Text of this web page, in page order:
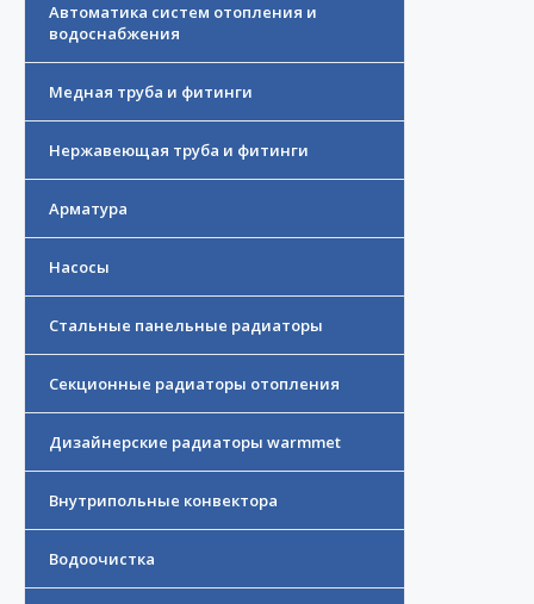
Автоматика систем отопления и
водоснабжения
Медная труба и фитинги
Нержавеющая труба и фитинги
Арматура
Насосы
Стальные панельные радиаторы
Секционные радиаторы отопления
Дизайнерские радиаторы warmmet
Внутрипольные конвектора
Водоочистка